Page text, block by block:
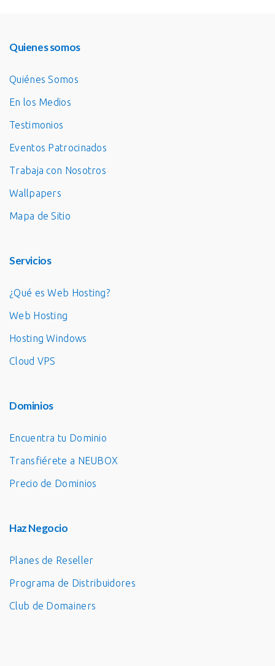
Quienes somos
Quiénes Somos
En los Medios
Testimonios
Eventos Patrocinados
Trabaja con Nosotros
Wallpapers
Mapa de Sitio
Servicios
¿Qué es Web Hosting?
Web Hosting
Hosting Windows
Cloud VPS
Dominios
Encuentra tu Dominio
Transfiérete a NEUBOX
Precio de Dominios
Haz Negocio
Planes de Reseller
Programa de Distribuidores
Club de Domainers